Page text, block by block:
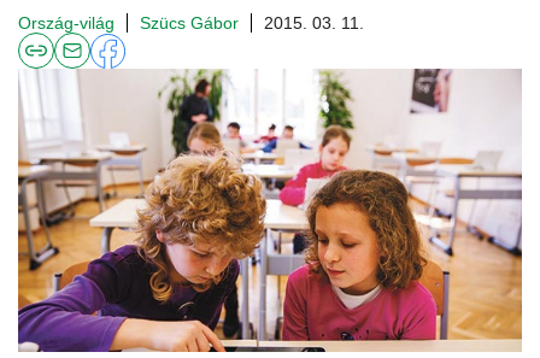
Ország-világ Szücs Gábor 2015. 03. 11.